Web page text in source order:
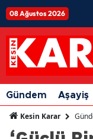
08 Ağustos 2026
Gündem Aşayiş
Kesin Karar